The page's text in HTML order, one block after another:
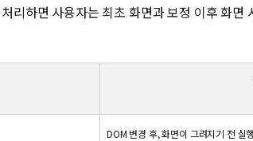
하면 사용자는 최초 화면과 보정 이후 화면
DOM 변경 후, 화면이 그려지기 전 실행